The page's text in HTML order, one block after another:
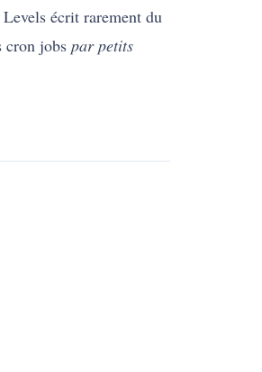
écrit rarement du
cron jobs par petits